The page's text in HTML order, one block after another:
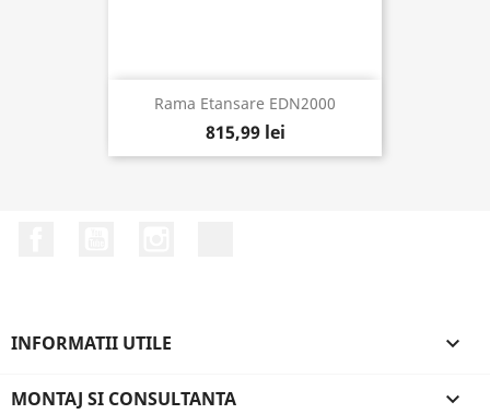
Rama Etansare EDN2000
815,99 lei
INFORMATII UTILE 
MONTAJ SI CONSULTANTA 